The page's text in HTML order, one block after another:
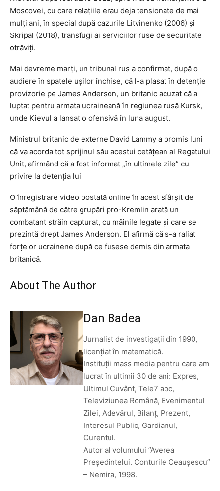
Moscovei, cu care relaţiile erau deja tensionate de mai
mulţi ani, în special după cazurile Litvinenko (2006) şi
Skripal (2018), transfugi ai serviciilor ruse de securitate
otrăviţi.
Mai devreme marţi, un tribunal rus a confirmat, după o
audiere în spatele uşilor închise, că l-a plasat în detenţie
provizorie pe James Anderson, un britanic acuzat că a
luptat pentru armata ucraineană în regiunea rusă Kursk,
unde Kievul a lansat o ofensivă în luna august.
Ministrul britanic de externe David Lammy a promis luni
că va acorda tot sprijinul său acestui cetăţean al Regatului
Unit, afirmând că a fost informat „în ultimele zile” cu
privire la detenţia lui.
O înregistrare video postată online în acest sfârşit de
săptămână de către grupări pro-Kremlin arată un
combatant străin capturat, cu mâinile legate şi care se
prezintă drept James Anderson. El afirmă că s-a raliat
forţelor ucrainene după ce fusese demis din armata
britanică.
About The Author
Dan Badea
Jurnalist de investigații din 1990,
licențiat în matematică.
Instituții mass media pentru care am
lucrat în ultimii 30 de ani: Expres,
Ultimul Cuvânt, Tele7 abc,
Televiziunea Română, Evenimentul
Zilei, Adevărul, Bilanț, Prezent,
Interesul Public, Gardianul,
Curentul.
Autor al volumului ”Averea
Președintelui. Conturile Ceaușescu”
– Nemira, 1998.